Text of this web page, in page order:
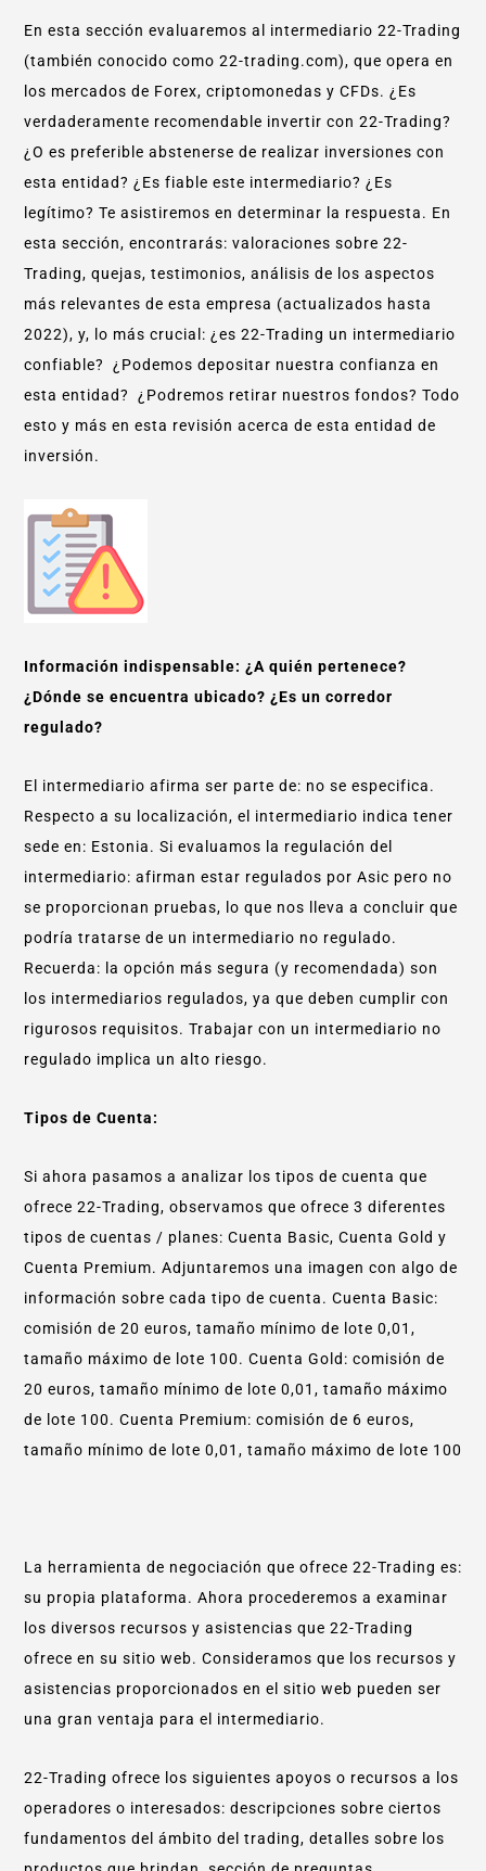
En esta sección evaluaremos al intermediario 22-Trading
(también conocido como 22-trading.com), que opera en
los mercados de Forex, criptomonedas y CFDs. ¿Es
verdaderamente recomendable invertir con 22-Trading?
¿O es preferible abstenerse de realizar inversiones con
esta entidad? ¿Es fiable este intermediario? ¿Es
legítimo? Te asistiremos en determinar la respuesta. En
esta sección, encontrarás: valoraciones sobre 22-
Trading, quejas, testimonios, análisis de los aspectos
más relevantes de esta empresa (actualizados hasta
2022), y, lo más crucial: ¿es 22-Trading un intermediario
confiable? ¿Podemos depositar nuestra confianza en
esta entidad? ¿Podremos retirar nuestros fondos? Todo
esto y más en esta revisión acerca de esta entidad de
inversión.
Información indispensable: ¿A quién pertenece?
¿Dónde se encuentra ubicado? ¿Es un corredor
regulado?
El intermediario afirma ser parte de: no se especifica.
Respecto a su localización, el intermediario indica tener
sede en: Estonia. Si evaluamos la regulación del
intermediario: afirman estar regulados por Asic pero no
se proporcionan pruebas, lo que nos lleva a concluir que
podría tratarse de un intermediario no regulado.
Recuerda: la opción más segura (y recomendada) son
los intermediarios regulados, ya que deben cumplir con
rigurosos requisitos. Trabajar con un intermediario no
regulado implica un alto riesgo.
Tipos de Cuenta:
Si ahora pasamos a analizar los tipos de cuenta que
ofrece 22-Trading, observamos que ofrece 3 diferentes
tipos de cuentas / planes: Cuenta Basic, Cuenta Gold y
Cuenta Premium. Adjuntaremos una imagen con algo de
información sobre cada tipo de cuenta. Cuenta Basic:
comisión de 20 euros, tamaño mínimo de lote 0,01,
tamaño máximo de lote 100. Cuenta Gold: comisión de
20 euros, tamaño mínimo de lote 0,01, tamaño máximo
de lote 100. Cuenta Premium: comisión de 6 euros,
tamaño mínimo de lote 0,01, tamaño máximo de lote 100
La herramienta de negociación que ofrece 22-Trading es:
su propia plataforma. Ahora procederemos a examinar
los diversos recursos y asistencias que 22-Trading
ofrece en su sitio web. Consideramos que los recursos y
asistencias proporcionados en el sitio web pueden ser
una gran ventaja para el intermediario.
22-Trading ofrece los siguientes apoyos o recursos a los
operadores o interesados: descripciones sobre ciertos
fundamentos del ámbito del trading, detalles sobre los